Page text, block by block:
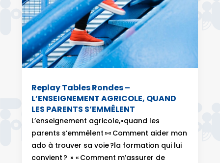
Replay Tables Rondes –
L’ENSEIGNEMENT AGRICOLE, QUAND
LES PARENTS S’EMMÊLENT
L’enseignement agricole,«quand les
parents s’emmêlent »« Comment aider mon
ado à trouver sa voie ?la formation qui lui
convient ? » « Comment m’assurer de